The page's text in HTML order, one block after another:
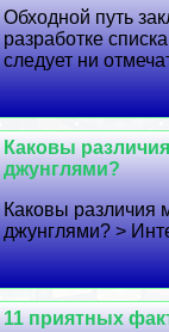
Обходной путь
разработке
следует ни
Каковы
джунглями?
Каковы различия
джунглями? >
11 приятных